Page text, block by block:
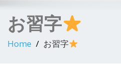
お習字
Home お習字